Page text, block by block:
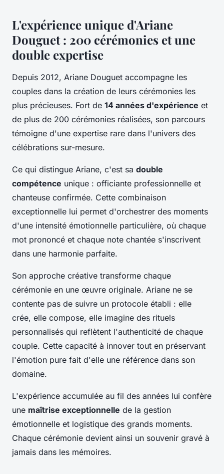
L'expérience unique d'Ariane
Douguet : 200 cérémonies et une
double expertise
Depuis 2012, Ariane Douguet accompagne les
couples dans la création de leurs cérémonies les
plus précieuses. Fort de 14 années d'expérience et
de plus de 200 cérémonies réalisées, son parcours
témoigne d'une expertise rare dans l'univers des
célébrations sur-mesure.
Ce qui distingue Ariane, c'est sa double
compétence unique : officiante professionnelle et
chanteuse confirmée. Cette combinaison
exceptionnelle lui permet d'orchestrer des moments
d'une intensité émotionnelle particulière, où chaque
mot prononcé et chaque note chantée s'inscrivent
dans une harmonie parfaite.
Son approche créative transforme chaque
cérémonie en une œuvre originale. Ariane ne se
contente pas de suivre un protocole établi : elle
crée, elle compose, elle imagine des rituels
personnalisés qui reflètent l'authenticité de chaque
couple. Cette capacité à innover tout en préservant
l'émotion pure fait d'elle une référence dans son
domaine.
L'expérience accumulée au fil des années lui confère
une maîtrise exceptionnelle de la gestion
émotionnelle et logistique des grands moments.
Chaque cérémonie devient ainsi un souvenir gravé à
jamais dans les mémoires.